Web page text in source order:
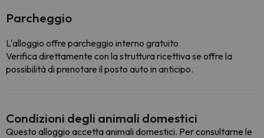
Parcheggio
L'alloggio offre parcheggio interno gratuito
Verifica direttamente con la struttura ricettiva se offre la
possibilità di prenotare il posto auto in anticipo.
Condizioni degli animali domestici
Questo alloggio accetta animali domestici. Per consultarne le